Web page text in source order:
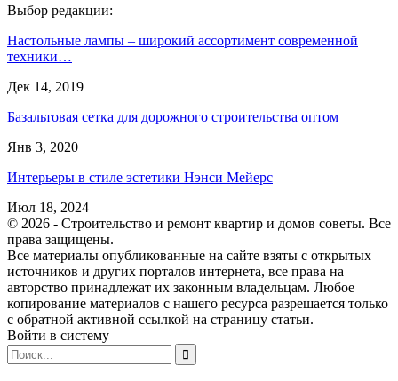
Выбор редакции:
Настольные лампы – широкий ассортимент современной
техники…
Дек 14, 2019
Базальтовая сетка для дорожного строительства оптом
Янв 3, 2020
Интерьеры в стиле эстетики Нэнси Мейерс
Июл 18, 2024
© 2026 - Строительство и ремонт квартир и домов советы. Все
права защищены.
Все материалы опубликованные на сайте взяты с открытых
источников и других порталов интернета, все права на
авторство принадлежат их законным владельцам. Любое
копирование материалов с нашего ресурса разрешается только
с обратной активной ссылкой на страницу статьи.
Войти в систему